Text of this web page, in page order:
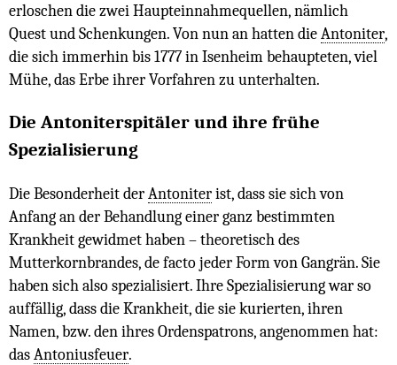
erloschen die zwei Haupteinnahmequellen, nämlich
Quest und Schenkungen. Von nun an hatten die Antoniter,
die sich immerhin bis 1777 in Isenheim behaupteten, viel
Mühe, das Erbe ihrer Vorfahren zu unterhalten.
Die Antoniterspitäler und ihre frühe
Spezialisierung
Die Besonderheit der Antoniter ist, dass sie sich von
Anfang an der Behandlung einer ganz bestimmten
Krankheit gewidmet haben – theoretisch des
Mutterkornbrandes, de facto jeder Form von Gangrän. Sie
haben sich also spezialisiert. Ihre Spezialisierung war so
auffällig, dass die Krankheit, die sie kurierten, ihren
Namen, bzw. den ihres Ordenspatrons, angenommen hat:
das Antoniusfeuer.